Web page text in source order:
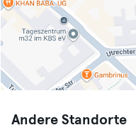
Andere Standorte